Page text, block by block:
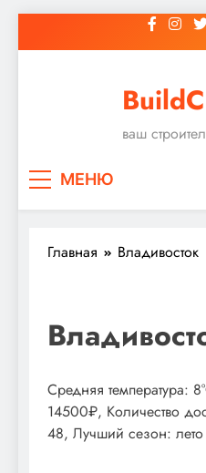
к
ваш
МЕНЮ
Главная Владивосток
Средняя температура:
14500₽, Количество
48, Лучший сезон: лето